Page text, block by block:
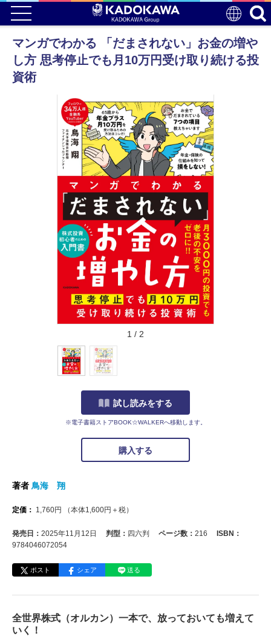
マンガでわかる 「だまされない」お金の増や
し方 思考停止でも月10万円受け取り続ける投
資術
1 / 2
試し読みをする
※電子書籍ストアBOOK☆WALKERへ移動します。
購入する
著者 鳥海 翔
定価： 1,760円 （本体1,600円＋税）
発売日： 2025年11月12日 判型： 四六判 ページ数： 216
ISBN：
9784046072054
ポスト シェア 送る
全世界株式（オルカン）一本で、放っておいても増えて
いく！